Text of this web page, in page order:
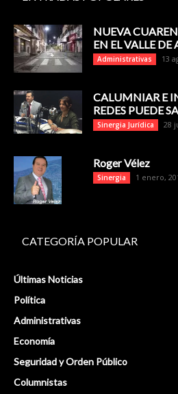
NUEVA
EN EL VALLE DE
Administrativas 13
CALUMNIAR E
REDES PUEDE
Sinergia Jurídica 28
Roger Vélez
Sinergia 1 enero,
CATEGORÍA POPULAR
Últimas Noticias
Política
Administrativas
Economía
Seguridad y Orden Público
Columnistas